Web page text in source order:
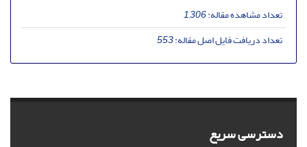
تعداد مشاهده مقاله:1,306
تعداد دریافت فایل اصل مقاله:553
دسترسی سریع